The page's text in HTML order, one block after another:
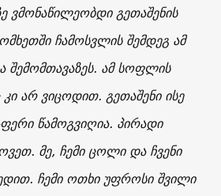
ვმონაწილეობდი გეთაშენის
ჩამოსვლის შემდეგ ამ
ამ სოფლის
არ ვიცოდით. გეთაშენი ისე
წამოგვიღია. პირადი
მე, ჩემი ცოლი და ჩვენი
ჩემი ოთხი უფროსი შვილი